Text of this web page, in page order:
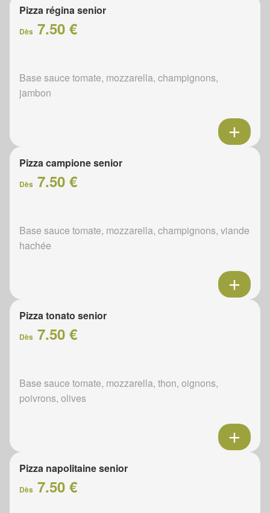
Pizza régina senior
Dès 7.50 €
Base sauce tomate, mozzarella, champignons,
jambon
Pizza campione senior
Dès 7.50 €
Base sauce tomate, mozzarella, champignons, viande
hachée
Pizza tonato senior
Dès 7.50 €
Base sauce tomate, mozzarella, thon, oignons,
poivrons, olives
Pizza napolitaine senior
Dès 7.50 €